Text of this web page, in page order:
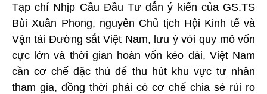
Tạp chí Nhịp Cầu Đầu Tư dẫn ý kiến của GS.TS
Bùi Xuân Phong, nguyên Chủ tịch Hội Kinh tế và
Vận tải Đường sắt Việt Nam, lưu ý với quy mô vốn
cực lớn và thời gian hoàn vốn kéo dài, Việt Nam
cần cơ chế đặc thù để thu hút khu vực tư nhân
tham gia, đồng thời phải có cơ chế chia sẻ rủi ro